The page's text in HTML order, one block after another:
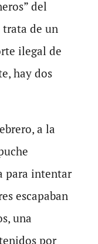
del
trata de un
ilegal de
hay dos
a la
para intentar
escapaban
una
por